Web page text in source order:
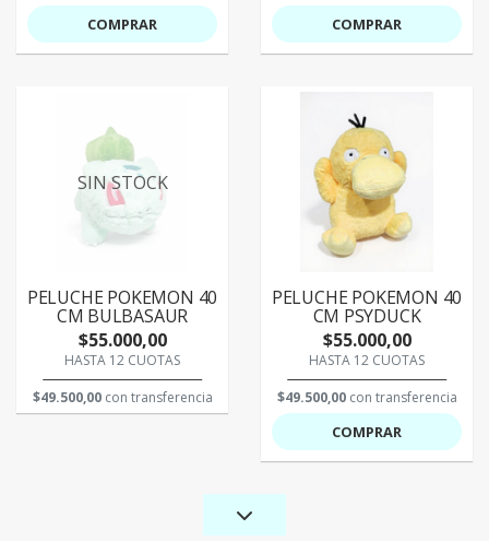
COMPRAR COMPRAR
SIN STOCK
PELUCHE POKEMON 40
CM BULBASAUR
$55.000,00
HASTA 12 CUOTAS
$49.500,00con transferencia
PELUCHE POKEMON 40
CM PSYDUCK
$55.000,00
HASTA 12 CUOTAS
$49.500,00con transferencia
COMPRAR